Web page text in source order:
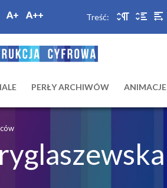
Treść:
PERŁY ARCHIWÓW ANIMACJE